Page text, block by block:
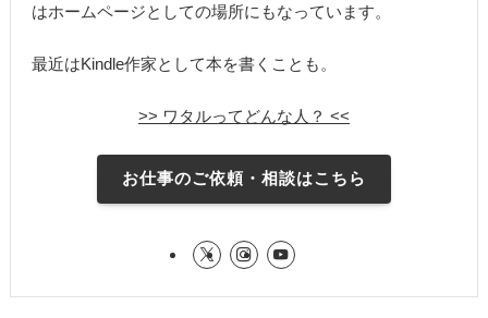
はホームページとしての場所にもなっています。
最近はKindle作家として本を書くことも。
>> ワタルってどんな人？ <<
お仕事のご依頼・相談はこちら